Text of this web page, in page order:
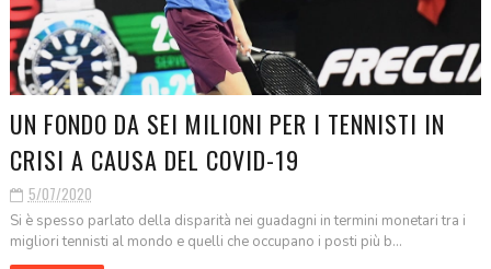
UN FONDO DA SEI MILIONI PER I TENNISTI IN
CRISI A CAUSA DEL COVID-19
5/07/2020
Si è spesso parlato della disparità nei guadagni in termini monetari tra i
migliori tennisti al mondo e quelli che occupano i posti più b...